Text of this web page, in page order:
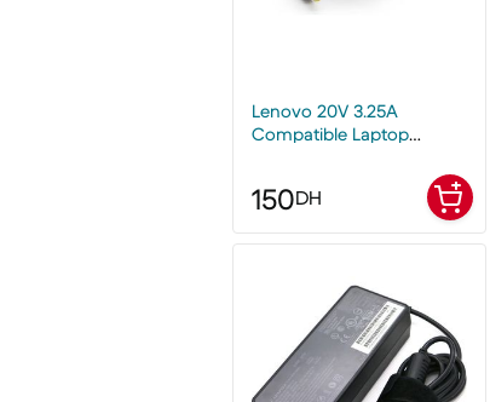
Lenovo 20V 3.25A
Compatible Laptop
150DH